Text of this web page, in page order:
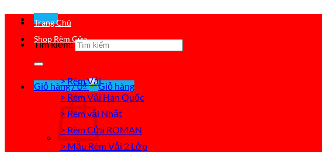
Menu
Tìm kiếm:
Giỏ hàng /0₫
Trang Chủ
Shop Rèm Cửa
> Rèm Vải
> Rèm Vải Hàn Quốc
> Rèm vải Nhật
> Rèm Cửa ROMAN
> Mẫu Rèm Vải 2 Lớp